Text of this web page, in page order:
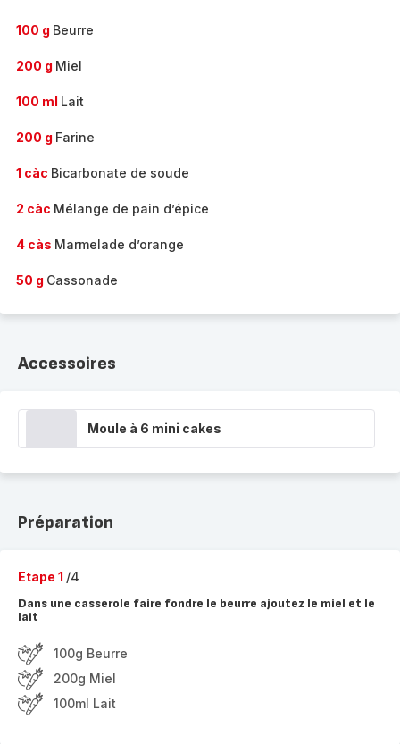
100 g Beurre
200 g Miel
100 ml Lait
200 g Farine
1 càc Bicarbonate de soude
2 càc Mélange de pain d’épice
4 càs Marmelade d’orange
50 g Cassonade
Accessoires
Moule à 6 mini cakes
Préparation
Etape 1 /4
Dans une casserole faire fondre le beurre ajoutez le miel et le
lait
100g Beurre
200g Miel
100ml Lait